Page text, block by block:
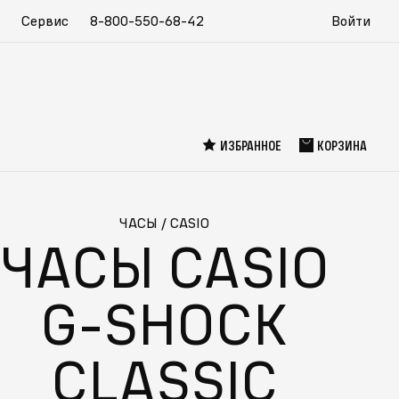
Сервис 8-800-550-68-42 Войти
ИЗБРАННОЕ КОРЗИНА
ЧАСЫ / CASIO
ЧАСЫ CASIO
G-SHOCK
CLASSIC